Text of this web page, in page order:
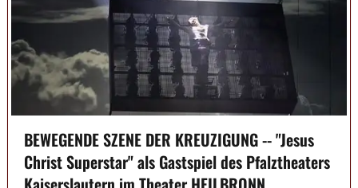
BEWEGENDE SZENE DER KREUZIGUNG -- "Jesus
Christ Superstar" als Gastspiel des Pfalztheaters